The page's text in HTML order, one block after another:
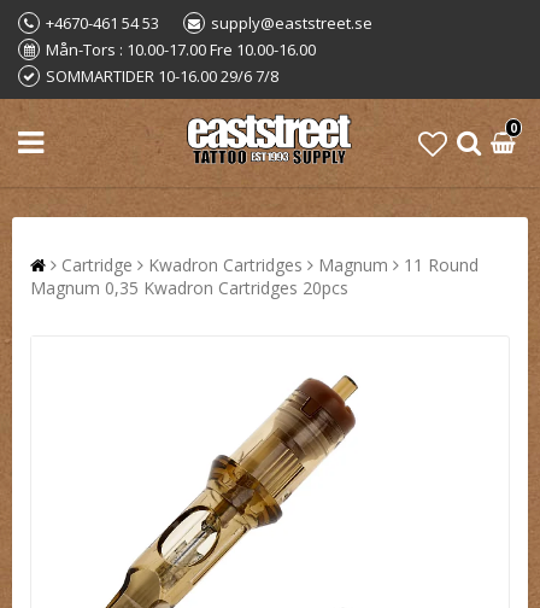
+4670-461 54 53
supply@eaststreet.se
Mån-Tors : 10.00-17.00 Fre 10.00-16.00
SOMMARTIDER 10-16.00 29/6 7/8
0
Cartridge Kwadron Cartridges Magnum
11 Round
Magnum 0,35 Kwadron Cartridges 20pcs